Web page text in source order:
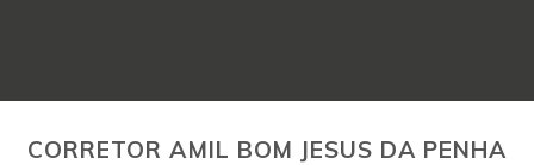
CORRETOR AMIL BOM JESUS DA PENHA